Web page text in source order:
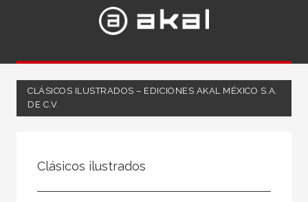
CLÁSICOS ILUSTRADOS – EDICIONES AKAL MÉXICO S.A.
DE C.V.
Ficción
Clásicos ilustrados